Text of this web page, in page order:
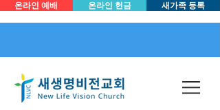
온라인 예배 온라인 헌금 새가족 등록